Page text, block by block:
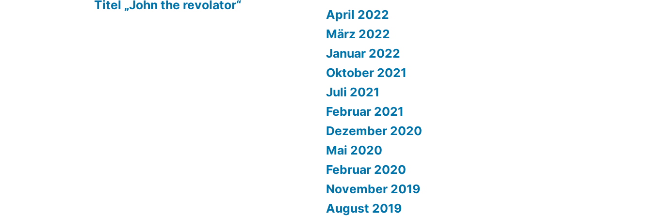
Titel „John the revolator“
April 2022
März 2022
Januar 2022
Oktober 2021
Juli 2021
Februar 2021
Dezember 2020
Mai 2020
Februar 2020
November 2019
August 2019